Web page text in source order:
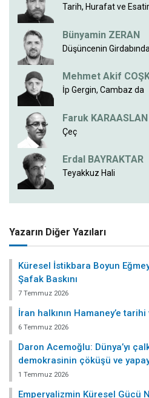
Tarih, Hurafat ve Esatir
Bünyamin ZERAN
Düşüncenin
Mehmet Akif
İp Gergin, Cambaz da
Faruk KARAASLAN
Çeç
Erdal BAYRAKTAR
Teyakkuz Hali
Yazarın Diğer Yazıları
Küresel İstikbara Boyun
Şafak Baskını
7 Temmuz 2026
İran halkının Hamaney’e tarihi
6 Temmuz 2026
Daron Acemoğlu: Dünya’yı
demokrasinin çöküşü ve
1 Temmuz 2026
Emperyalizmin Küresel Gücü